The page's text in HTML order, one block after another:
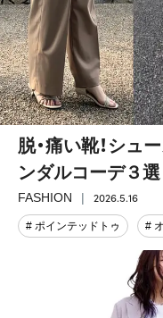
脱・痛い靴！シュ
ンダルコーデ３選
FASHION 2026.5.16
# ポインテッドトゥ #